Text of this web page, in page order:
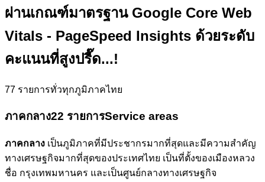
ผ่านเกณฑ์มาตรฐาน Google Core Web
Vitals - PageSpeed Insights ด้วยระดับ
คะแนนที่สูงปรี๊ด...!
77 รายการทั่วทุกภูมิภาคไทย
ภาคกลาง22 รายการService areas
ภาคกลาง เป็นภูมิภาคที่มีประชากรมากที่สุดและมีความสำคัญ
ทางเศรษฐกิจมากที่สุดของประเทศไทย เป็นที่ตั้งของเมืองหลวง
ชื่อ กรุงเทพมหานคร และเป็นศูนย์กลางทางเศรษฐกิจ